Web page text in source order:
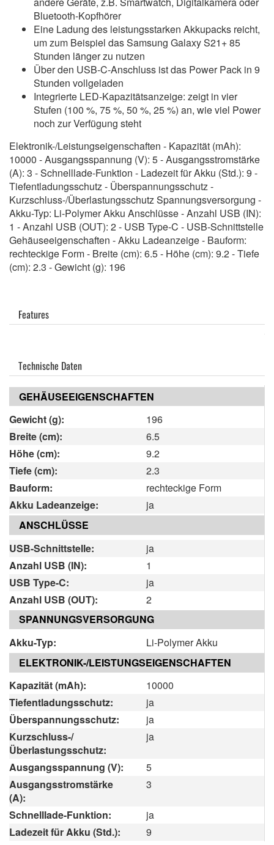
Bluetooth-Kopfhörer
Eine Ladung des leistungsstarken Akkupacks reicht,
um zum Beispiel das Samsung Galaxy S21+ 85
Stunden länger zu nutzen
Über den USB-C-Anschluss ist das Power Pack in 9
Stunden vollgeladen
Integrierte LED-Kapazitätsanzeige: zeigt in vier
Stufen (100 %, 75 %, 50 %, 25 %) an, wie viel Power
noch zur Verfügung steht
Elektronik-/Leistungseigenschaften - Kapazität (mAh):
10000 - Ausgangsspannung (V): 5 - Ausgangsstromstärke
(A): 3 - Schnelllade-Funktion - Ladezeit für Akku (Std.): 9 -
Tiefentladungsschutz - Überspannungsschutz -
Kurzschluss-/Überlastungsschutz Spannungsversorgung -
Akku-Typ: Li-Polymer Akku Anschlüsse - Anzahl USB (IN):
1 - Anzahl USB (OUT): 2 - USB Type-C - USB-Schnittstelle
Gehäuseeigenschaften - Akku Ladeanzeige - Bauform:
rechteckige Form - Breite (cm): 6.5 - Höhe (cm): 9.2 - Tiefe
(cm): 2.3 - Gewicht (g): 196
Features
Technische Daten
GEHÄUSEEIGENSCHAFTEN
Gewicht (g):
196
Breite (cm):
6.5
Höhe (cm):
9.2
Tiefe (cm):
2.3
Bauform:
rechteckige Form
Akku Ladeanzeige:
ja
ANSCHLÜSSE
USB-Schnittstelle:
ja
Anzahl USB (IN):
1
USB Type-C:
ja
Anzahl USB (OUT):
2
SPANNUNGSVERSORGUNG
Akku-Typ:
Li-Polymer Akku
ELEKTRONIK-/LEISTUNGSEIGENSCHAFTEN
Kapazität (mAh):
10000
Tiefentladungsschutz:
ja
Überspannungsschutz:
ja
Kurzschluss-/
Überlastungsschutz:
ja
Ausgangsspannung (V):
5
Ausgangsstromstärke
(A):
3
Schnelllade-Funktion:
ja
Ladezeit für Akku (Std.):
9